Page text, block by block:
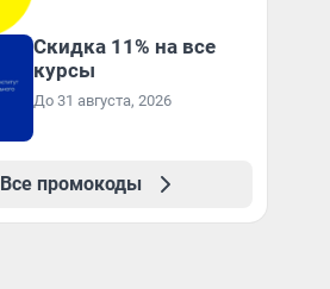
Скидка 11% на все
курсы
До 31 августа, 2026
Все промокоды